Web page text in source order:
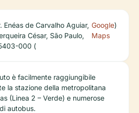
Enéas de Carvalho Aguiar,
César, São Paulo,
000 (
Google
Maps
)
è facilmente raggiungibile
la stazione della metropolitana
(Linea 2 – Verde) e numerose
autobus.